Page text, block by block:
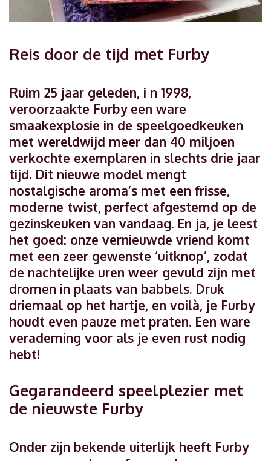
Reis door de tijd met Furby
Ruim 25 jaar geleden, i n 1998,
veroorzaakte Furby een ware
smaakexplosie in de speelgoedkeuken
met wereldwijd meer dan 40 miljoen
verkochte exemplaren in slechts drie jaar
tijd. Dit nieuwe model mengt
nostalgische aroma’s met een frisse,
moderne twist, perfect afgestemd op de
gezinskeuken van vandaag. En ja, je leest
het goed: onze vernieuwde vriend komt
met een zeer gewenste ‘uitknop’, zodat
de nachtelijke uren weer gevuld zijn met
dromen in plaats van babbels. Druk
driemaal op het hartje, en voilà, je Furby
houdt even pauze met praten. Een ware
verademing voor als je even rust nodig
hebt!
Gegarandeerd speelplezier met
de nieuwste Furby
Onder zijn bekende uiterlijk heeft Furby